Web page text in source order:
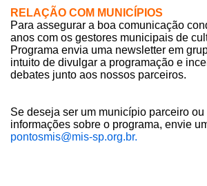
RELAÇÃO COM MUNICÍPIOS
Para assegurar a boa comunicação
anos com os gestores municipais de
Programa envia uma newsletter em
intuito de divulgar a programação e
debates junto aos nossos parceiros.
Se deseja ser um município parceiro
informações sobre o programa, envie
pontosmis@mis-sp.org.br.